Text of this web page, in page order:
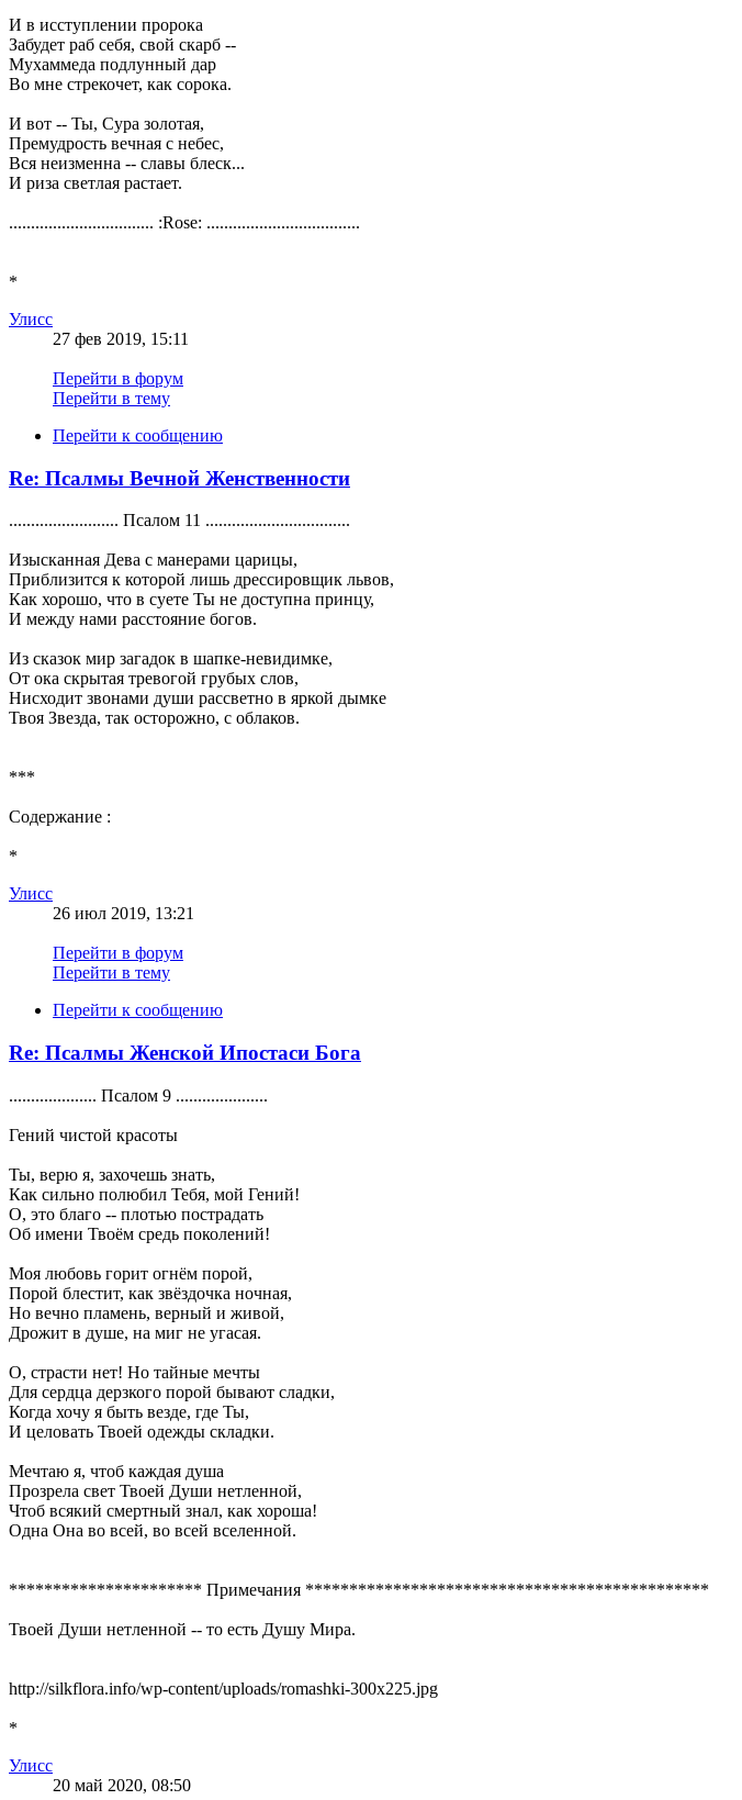
И в исступлении пророка
Забудет раб себя, свой скарб --
Мухаммеда подлунный дар
Во мне стрекочет, как сорока.
И вот -- Ты, Сура золотая,
Премудрость вечная с небес,
Вся неизменна -- славы блеск...
И риза светлая растает.
................................. :Rose: ...................................
*
Улисс
27 фев 2019, 15:11
Перейти в форум
Перейти в тему
Перейти к сообщению
Re: Псалмы Вечной Женственности
......................... Псалом 11 .................................
Изысканная Дева с манерами царицы,
Приблизится к которой лишь дрессировщик львов,
Как хорошо, что в суете Ты не доступна принцу,
И между нами расстояние богов.
Из сказок мир загадок в шапке-невидимке,
От ока скрытая тревогой грубых слов,
Нисходит звонами души рассветно в яркой дымке
Твоя Звезда, так осторожно, с облаков.
***
Содержание :
*
Улисс
26 июл 2019, 13:21
Перейти в форум
Перейти в тему
Перейти к сообщению
Re: Псалмы Женской Ипостаси Бога
.................... Псалом 9 .....................
Гений чистой красоты
Ты, верю я, захочешь знать,
Как сильно полюбил Тебя, мой Гений!
О, это благо -- плотью пострадать
Об имени Твоём средь поколений!
Моя любовь горит огнём порой,
Порой блестит, как звёздочка ночная,
Но вечно пламень, верный и живой,
Дрожит в душе, на миг не угасая.
О, страсти нет! Но тайные мечты
Для сердца дерзкого порой бывают сладки,
Когда хочу я быть везде, где Ты,
И целовать Твоей одежды складки.
Мечтаю я, чтоб каждая душа
Прозрела свет Твоей Души нетленной,
Чтоб всякий смертный знал, как хороша!
Одна Она во всей, во всей вселенной.
********************** Примечания **********************************************
Твоей Души нетленной -- то есть Душу Мира.
http://silkflora.info/wp-content/uploads/romashki-300x225.jpg
*
Улисс
20 май 2020, 08:50